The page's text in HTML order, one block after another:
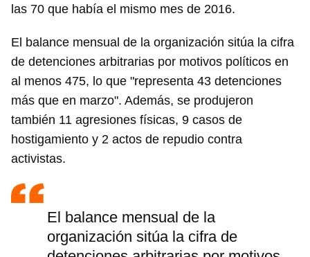
las 70 que había el mismo mes de 2016.
El balance mensual de la organización sitúa la cifra
de detenciones arbitrarias por motivos políticos en
al menos 475, lo que "representa 43 detenciones
más que en marzo". Además, se produjeron
también 11 agresiones físicas, 9 casos de
hostigamiento y 2 actos de repudio contra
activistas.
El balance mensual de la
organización sitúa la cifra de